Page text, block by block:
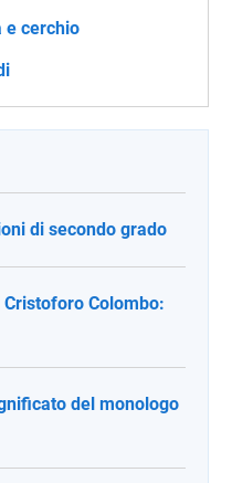
e cerchio
di secondo grado
Colombo:
del monologo